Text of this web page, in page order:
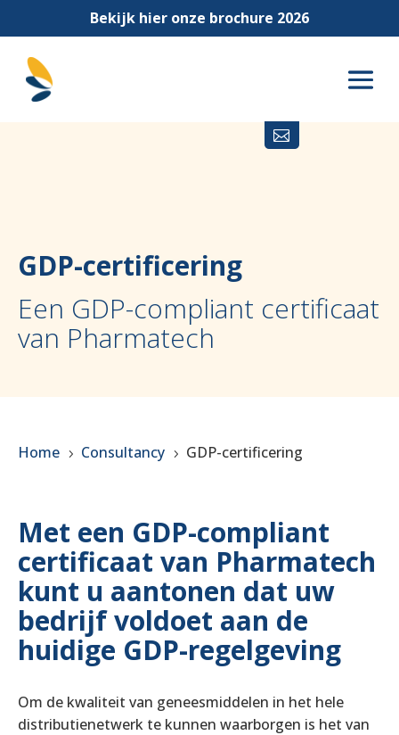
Bekijk hier onze brochure 2026

GDP-certificering
Een GDP-compliant certificaat
van Pharmatech
Home 5 Consultancy 5 GDP-certificering
Met een GDP-compliant
certificaat van Pharmatech
kunt u aantonen dat uw
bedrijf voldoet aan de
huidige GDP-regelgeving
Om de kwaliteit van geneesmiddelen in het hele
distributienetwerk te kunnen waarborgen is het van